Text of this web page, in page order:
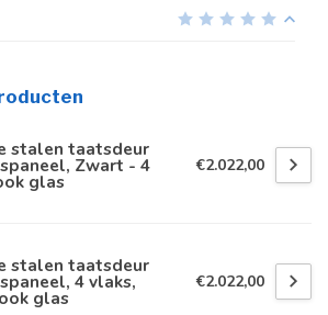
stalen taatsdeur
Zwart - 4
glas
€2.022,00
stalen taatsdeur
4 vlaks,
glas
€2.022,00